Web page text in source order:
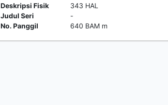
Deskripsi Fisik
343 HAL
Judul Seri
-
No. Panggil
640 BAM m